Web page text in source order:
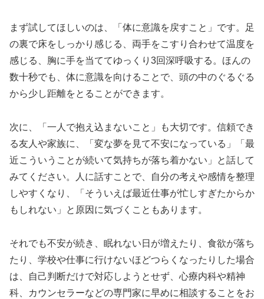
まず試してほしいのは、「体に意識を戻すこと」です。足
の裏で床をしっかり感じる、両手をこすり合わせて温度を
感じる、胸に手を当ててゆっくり3回深呼吸する。ほんの
数十秒でも、体に意識を向けることで、頭の中のぐるぐる
から少し距離をとることができます。
次に、「一人で抱え込まないこと」も大切です。信頼でき
る友人や家族に、「変な夢を見て不安になっている」「最
近こういうことが続いて気持ちが落ち着かない」と話して
みてください。人に話すことで、自分の考えや感情を整理
しやすくなり、「そういえば最近仕事が忙しすぎたからか
もしれない」と原因に気づくこともあります。
それでも不安が続き、眠れない日が増えたり、食欲が落ち
たり、学校や仕事に行けないほどつらくなったりした場合
は、自己判断だけで対応しようとせず、心療内科や精神
科、カウンセラーなどの専門家に早めに相談することをお